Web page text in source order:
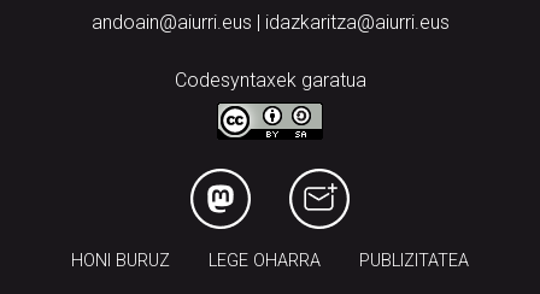
andoain@aiurri.eus | idazkaritza@aiurri.eus
Codesyntaxek garatua
HONI BURUZ LEGE OHARRA PUBLIZITATEA